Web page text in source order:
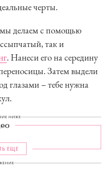
черты.
делаем с помощью
так и
. Нанеси его на середину
Затем выдели
глазами – тебе нужна
НИЖЕ
ЕЩЕ